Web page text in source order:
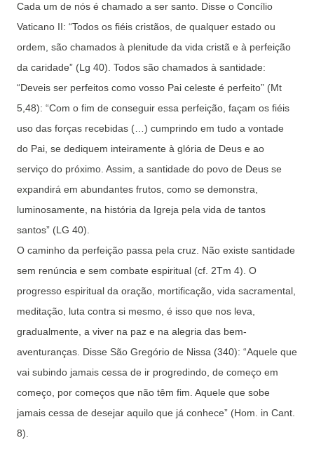
Cada um de nós é chamado a ser santo. Disse o Concílio
Vaticano II: “Todos os fiéis cristãos, de qualquer estado ou
ordem, são chamados à plenitude da vida cristã e à perfeição
da caridade” (Lg 40). Todos são chamados à santidade:
“Deveis ser perfeitos como vosso Pai celeste é perfeito” (Mt
5,48): “Com o fim de conseguir essa perfeição, façam os fiéis
uso das forças recebidas (…) cumprindo em tudo a vontade
do Pai, se dediquem inteiramente à glória de Deus e ao
serviço do próximo. Assim, a santidade do povo de Deus se
expandirá em abundantes frutos, como se demonstra,
luminosamente, na história da Igreja pela vida de tantos
santos” (LG 40).
O caminho da perfeição passa pela cruz. Não existe santidade
sem renúncia e sem combate espiritual (cf. 2Tm 4). O
progresso espiritual da oração, mortificação, vida sacramental,
meditação, luta contra si mesmo, é isso que nos leva,
gradualmente, a viver na paz e na alegria das bem-
aventuranças. Disse São Gregório de Nissa (340): “Aquele que
vai subindo jamais cessa de ir progredindo, de começo em
começo, por começos que não têm fim. Aquele que sobe
jamais cessa de desejar aquilo que já conhece” (Hom. in Cant.
8).